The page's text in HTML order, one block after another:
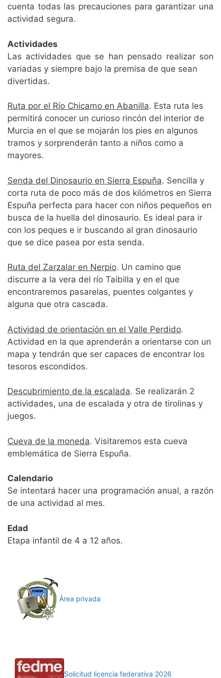
cuenta todas las precauciones para garantizar una
actividad segura.
Actividades
Las actividades que se han pensado realizar son
variadas y siempre bajo la premisa de que sean
divertidas.
Ruta por el Río Chicamo en Abanilla. Esta ruta les
permitirá conocer un curioso rincón del interior de
Murcia en el que se mojarán los pies en algunos
tramos y sorprenderán tanto a niños como a
mayores.
Senda del Dinosaurio en Sierra Espuña. Sencilla y
corta ruta de poco más de dos kilómetros en Sierra
Espuña perfecta para hacer con niños pequeños en
busca de la huella del dinosaurio. Es ideal para ir
con los peques e ir buscando al gran dinosaurio
que se dice pasea por esta senda.
Ruta del Zarzalar en Nerpio. Un camino que
discurre a la vera del río Taibilla y en el que
encontraremos pasarelas, puentes colgantes y
alguna que otra cascada.
Actividad de orientación en el Valle Perdido.
Actividad en la que aprenderán a orientarse con un
mapa y tendrán que ser capaces de encontrar los
tesoros escondidos.
Descubrimiento de la escalada. Se realizarán 2
actividades, una de escalada y otra de tirolinas y
juegos.
Cueva de la moneda. Visitaremos esta cueva
emblemática de Sierra Espuña.
Calendario
Se intentará hacer una programación anual, a razón
de una actividad al mes.
Edad
Etapa infantil de 4 a 12 años.
Área privada
Solicitud licencia federativa 2026